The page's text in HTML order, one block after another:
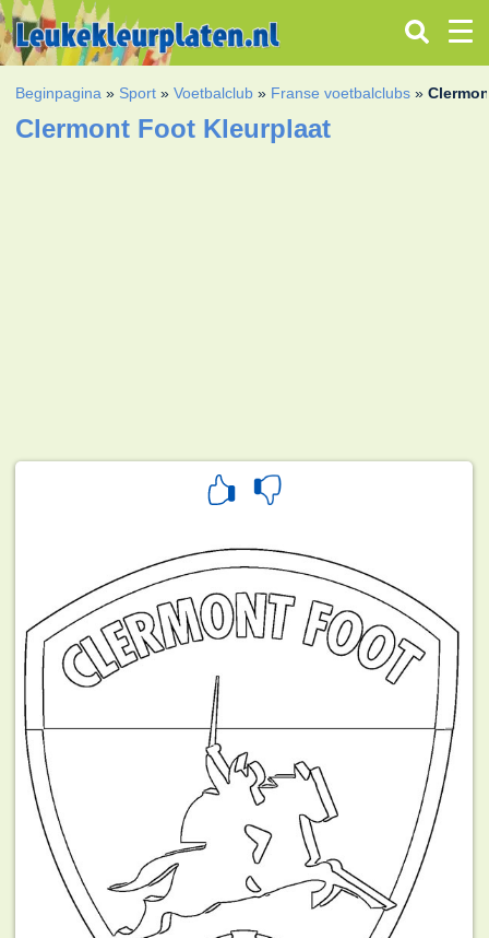
Beginpagina » Sport »Voetbalclub » Franse voetbalclubs »
Clermont Foot Kleurplaat